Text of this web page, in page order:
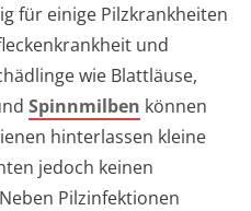
für einige Pilzkrankheiten
und
wie Blattläuse,
Spinnmilben können
hinterlassen kleine
jedoch keinen
Pilzinfektionen